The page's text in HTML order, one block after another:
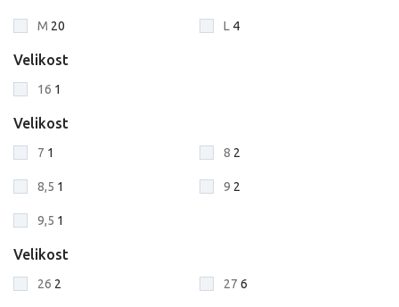
M 20 L 4
Velikost
16 1
Velikost
7 1 8 2
8,5 1 9 2
9,5 1
Velikost
26 2 27 6